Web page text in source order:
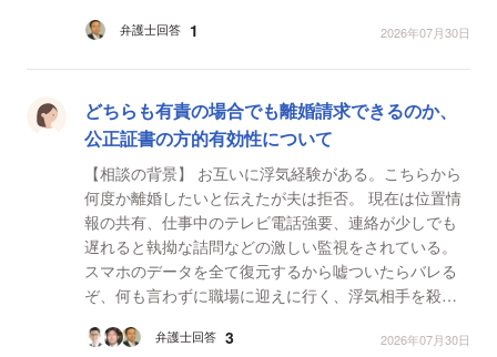
弁護士回答 1 2026年07月30日
どちらも有責の場合でも離婚請求できるのか、
公正証書の方的有効性について
【相談の背景】 お互いに浮気経験がある。こちらから
何度か離婚したいと伝えたが夫は拒否。 現在は位置情
報の共有、仕事中のテレビ電話強要、連絡が少しでも
遅れると執拗な詰問などの激しい監視をされている。
スマホのデータを全て復元するから嘘ついたらバレる
ぞ、何も言わずに職場に迎えに行く、浮気相手を殺す
て精神...
弁護士回答 3 2026年07月30日